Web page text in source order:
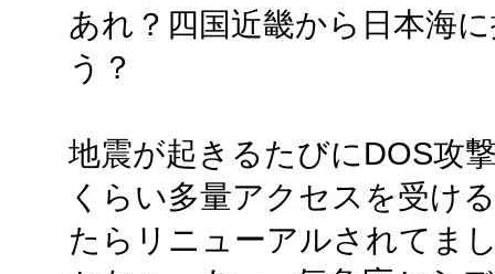
あれ？四国近畿から日本海
う？
地震が起きるたびにDOS攻
くらい多量アクセスを受ける
たらリニューアルされてま